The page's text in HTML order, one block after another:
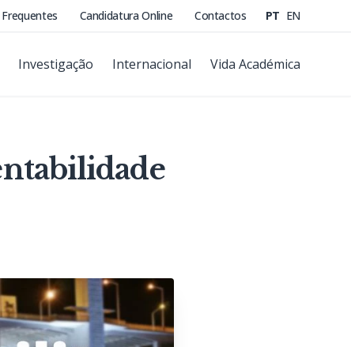
Candidatura Online Contactos PT EN
Investigação Internacional Vida Académica